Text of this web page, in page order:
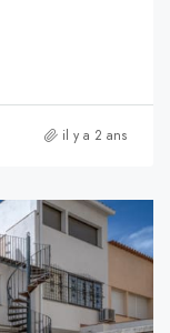
il y a 2 ans